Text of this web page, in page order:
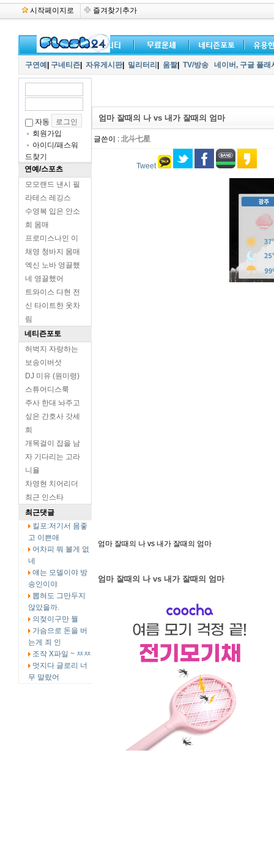
시작페이지로 즐겨찾기추가
구연예 구네티즌 자유게시판| 밀리터리 움짤| TV/방송 네이버, 구글 플
자동
회원가입
아이디/패스워
드찾기
연예/스포츠
모모랜드 낸시 필
라테스 레깅스
수영복 입은 안소
희 몸매
프로미스나인 이
채영 청바지 몸매
엑신 노바 영끌했
네 영끌했어
트와이스 다현 전
신 타이트한 옷차
림
네티즌포토
허벅지 자랑하는
보송이버섯
DJ 미유 (원미령)
스튜어디스룩
주사 한대 놔주고
싶은 간호사 갓세
희
개목걸이 잡을 남
자 기다리는 고라
니율
차영현 치어리더
최근 인스타
최근댓글
킬포:저기서 몸좋
고 이쁜애
어차피 뭐 볼게 없
네
얘는 모델이야 방
송인이야
뽑혀도 그만두지
않았을까.
의젖이구만 뭘
가슴으로 돈을 버
는게 죄 인
조작 X파일 ~ ㅉㅉ
멋지다 글로리 너
무 말랐어
엄마 잘때의 나 vs 내가 잘때의 엄마
글쓴이 : 北斗七星
Tweet
엄마 잘때의 나 vs 내가 잘때의 엄마
엄마 잘때의 나 vs 내가 잘때의 엄마